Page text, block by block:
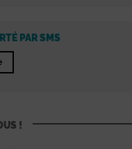
PAR SMS
!